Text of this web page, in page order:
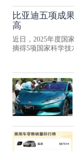
比亚迪五项成
高
近日，2025年度国
摘得5项国家科学